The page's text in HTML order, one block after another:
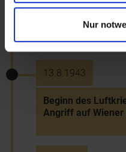
Nur
Goebbels
13.8.1943
Beginn des
Angriff auf Wiener